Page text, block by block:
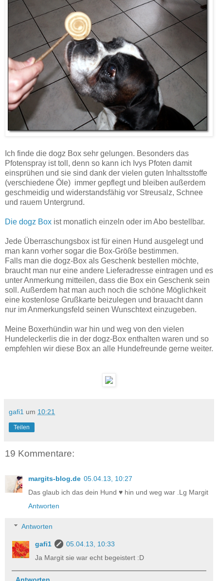
Ich finde die dogz Box sehr gelungen. Besonders das
Pfotenspray ist toll, denn so kann ich Ivys Pfoten damit
einsprühen und sie sind dank der vielen guten Inhaltsstoffe
(verschiedene Öle) immer gepflegt und bleiben außerdem
geschmeidig und widerstandsfähig vor Streusalz, Schnee
und rauem Untergrund.
Die dogz Box ist monatlich einzeln oder im Abo bestellbar.
Jede Überraschungsbox ist für einen Hund ausgelegt und
man kann vorher sogar die Box-Größe bestimmen.
Falls man die dogz-Box als Geschenk bestellen möchte,
braucht man nur eine andere Lieferadresse eintragen und es
unter Anmerkung mitteilen, dass die Box ein Geschenk sein
soll. Außerdem hat man auch noch die schöne Möglichkeit
eine kostenlose Grußkarte beizulegen und brauacht dann
nur im Anmerkungsfeld seinen Wunschtext einzugeben.
Meine Boxerhündin war hin und weg von den vielen
Hundeleckerlis die in der dogz-Box enthalten waren und so
empfehlen wir diese Box an alle Hundefreunde gerne weiter.
gafi1 um 10:21
Teilen
19 Kommentare:
margits-blog.de 05.04.13, 10:27
Das glaub ich das dein Hund ♥ hin und weg war .Lg Margit
Antworten
Antworten
gafi1
05.04.13, 10:33
Ja Margit sie war echt begeistert :D